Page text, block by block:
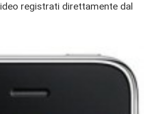
registrati direttamente dal